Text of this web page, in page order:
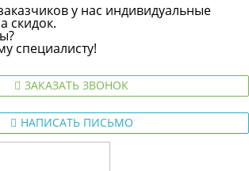
у нас индивидуальные
скидок.
специалисту!
ЗАКАЗАТЬ ЗВОНОК
НАПИСАТЬ ПИСЬМО